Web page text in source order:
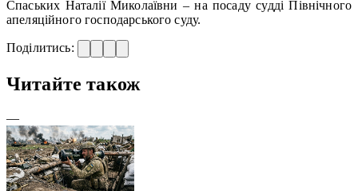
Спаських Наталії Миколаївни – на посаду судді Північного
апеляційного господарського суду.
Поділитись:
Читайте також
—